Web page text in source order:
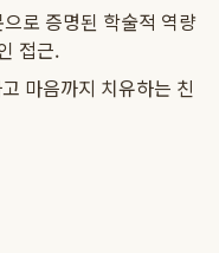
로 증명된 학술적 역량
접근.
마음까지 치유하는 친